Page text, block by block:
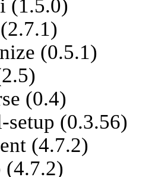
(1.5.0)
(0.5.1)
(0.4)
(0.3.56)
(4.7.2)
(4.7.2)